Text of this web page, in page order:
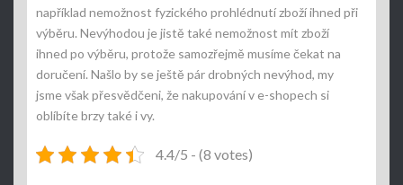
například nemožnost fyzického prohlédnutí zboží ihned při
výběru. Nevýhodou je jistě také nemožnost mít zboží
ihned po výběru, protože samozřejmě musíme čekat na
doručení. Našlo by se ještě pár drobných nevýhod, my
jsme však přesvědčeni, že nakupování v e-shopech si
oblíbíte brzy také i vy.
4.4/5 - (8 votes)